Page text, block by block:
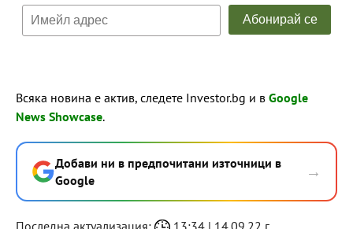
Всяка новина е актив, следете Investor.bg и в Google
News Showcase.
Добави ни в предпочитани източници в
Google
→